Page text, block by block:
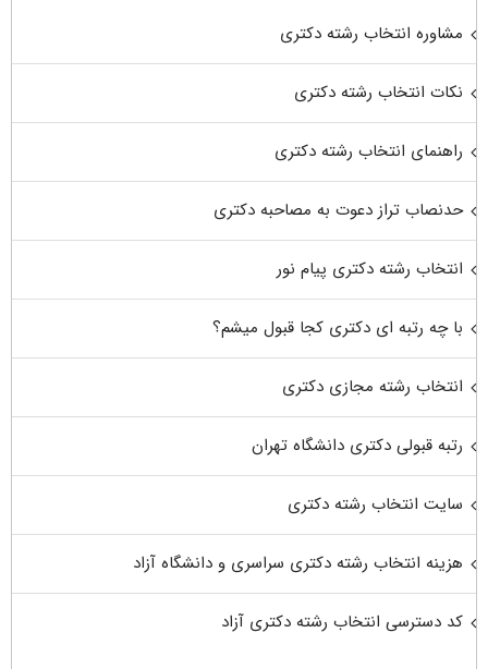
مشاوره انتخاب رشته دکتری
نکات انتخاب رشته دکتری
راهنمای انتخاب رشته دکتری
حدنصاب تراز دعوت به مصاحبه دکتری
انتخاب رشته دکتری پیام نور
با چه رتبه ای دکتری کجا قبول میشم؟
انتخاب رشته مجازی دکتری
رتبه قبولی دکتری دانشگاه تهران
سایت انتخاب رشته دکتری
هزینه انتخاب رشته دکتری سراسری و دانشگاه آزاد
کد دسترسی انتخاب رشته دکتری آزاد